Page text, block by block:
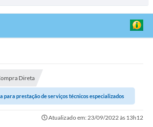
Direta
para prestação de serviços técnicos especializados
Atualizado em: 23/09/2022 às 13h12